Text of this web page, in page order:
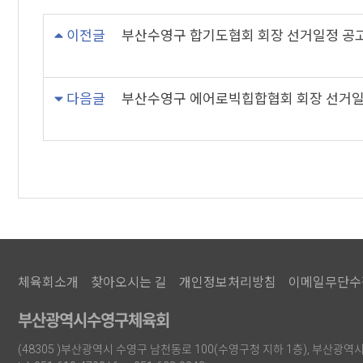
이전글 부산수영구 합기도협회 회장 선거일정 공
다음글 부산수영구 에어로빅힙합협회 회장 선거
체육회소개 찾아오시는 길 개인정보처리방침 이메일무단
부산광역시수영구체육회
(48305 )부산광역시 수영구 남천동로 100(수영구청 지하 1층), 부산광역